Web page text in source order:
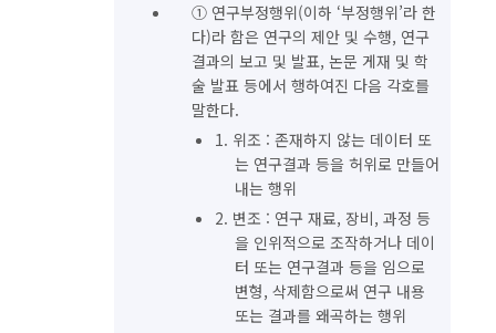
① 연구부정행위(이하 ‘부정행위’라 한
다)라 함은 연구의 제안 및 수행, 연구
결과의 보고 및 발표, 논문 게재 및 학
술 발표 등에서 행하여진 다음 각호를
말한다.
1. 위조 : 존재하지 않는 데이터 또
는 연구결과 등을 허위로 만들어
내는 행위
2. 변조 : 연구 재료, 장비, 과정 등
을 인위적으로 조작하거나 데이
터 또는 연구결과 등을 임으로
변형, 삭제함으로써 연구 내용
또는 결과를 왜곡하는 행위